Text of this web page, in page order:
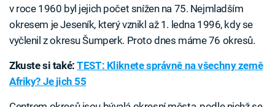
v roce 1960 byl jejich počet snížen na 75. Nejmladším
okresem je Jeseník, který vznikl až 1. ledna 1996, kdy se
vyčlenil z okresu Šumperk. Proto dnes máme 76 okresů.
Zkuste si také:TEST: Kliknete správně na všechny země
Afriky? Je jich 55